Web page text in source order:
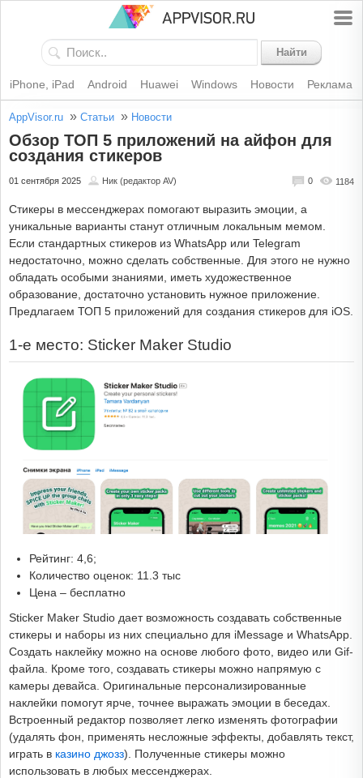
Найти
iPhone, iPad Android Huawei Windows Новости Реклама
AppVisor.ru » Статьи » Новости
Обзор ТОП 5 приложений на айфон для
создания стикеров
01 сентября 2025 Ник (редактор AV) 1184
0
Стикеры в мессенджерах помогают выразить эмоции, а
уникальные варианты станут отличным локальным мемом.
Если стандартных стикеров из WhatsApp или Telegram
недостаточно, можно сделать собственные. Для этого не нужно
обладать особыми знаниями, иметь художественное
образование, достаточно установить нужное приложение.
Предлагаем ТОП 5 приложений для создания стикеров для iOS.
1-е место: Sticker Maker Studio
Рейтинг: 4,6;
Количество оценок: 11.3 тыс
Цена – бесплатно
Sticker Maker Studio дает возможность создавать собственные
стикеры и наборы из них специально для iMessage и WhatsApp.
Создать наклейку можно на основе любого фото, видео или Gif-
файла. Кроме того, создавать стикеры можно напрямую с
камеры девайса. Оригинальные персонализированные
наклейки помогут ярче, точнее выражать эмоции в беседах.
Встроенный редактор позволяет легко изменять фотографии
(удалять фон, применять несложные эффекты, добавлять текст,
играть в казино джозз). Полученные стикеры можно
использовать в любых мессенджерах.